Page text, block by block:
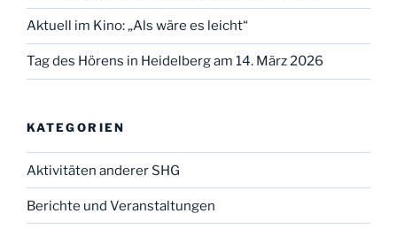
Aktuell im Kino: „Als wäre es leicht“
Tag des Hörens in Heidelberg am 14. März 2026
KATEGORIEN
Aktivitäten anderer SHG
Berichte und Veranstaltungen